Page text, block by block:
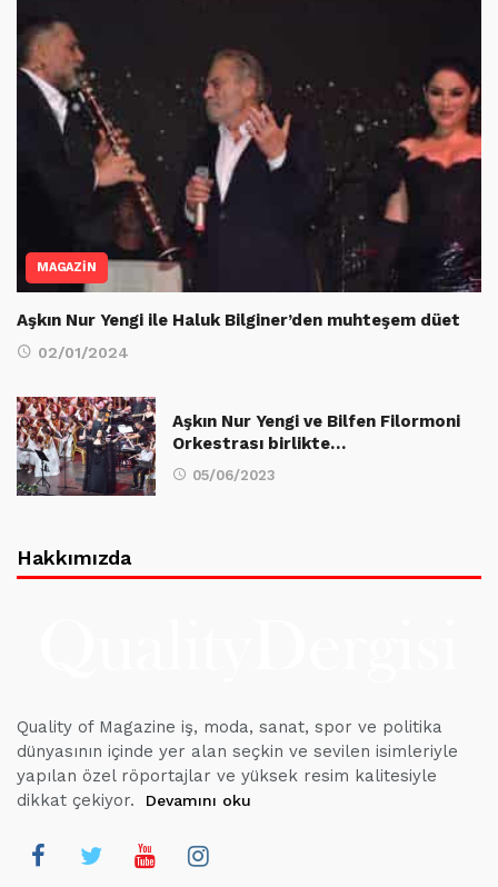
MAGAZİN
Aşkın Nur Yengi ile Haluk Bilginer’den muhteşem düet
02/01/2024
Aşkın Nur Yengi ve Bilfen Filormoni
Orkestrası birlikte…
05/06/2023
Hakkımızda
Quality of Magazine iş, moda, sanat, spor ve politika
dünyasının içinde yer alan seçkin ve sevilen isimleriyle
yapılan özel röportajlar ve yüksek resim kalitesiyle
dikkat çekiyor.
Devamını oku